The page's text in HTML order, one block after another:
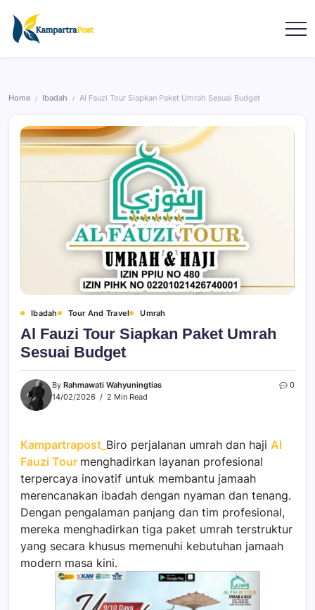
Home / Ibadah / Al Fauzi Tour Siapkan Paket Umrah Sesuai Budget
Ibadah Tour And Travel Umrah
Al Fauzi Tour Siapkan Paket Umrah
Sesuai Budget
By Rahmawati Wahyuningtias
14/02/2026
2 Min Read
0
Kampartrapost_ Biro perjalanan umrah dan haji Al
Fauzi Tour menghadirkan layanan profesional
terpercaya inovatif untuk membantu jamaah
merencanakan ibadah dengan nyaman dan tenang.
Dengan pengalaman panjang dan tim profesional,
mereka menghadirkan tiga paket umrah terstruktur
yang secara khusus memenuhi kebutuhan jamaah
modern masa kini.